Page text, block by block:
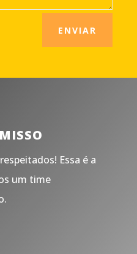
ENVIAR
Essa é a
um time